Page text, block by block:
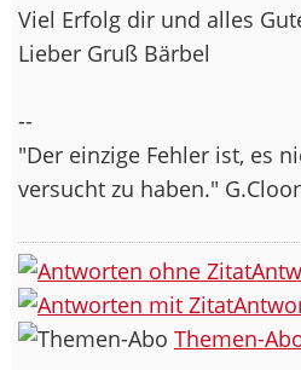
Viel Erfolg dir und alles
Lieber Gruß Bärbel
--
"Der einzige Fehler ist, es
versucht zu haben."
Themen-